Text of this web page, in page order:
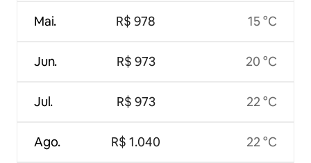
Mai.
Jun.
Jul.
Ago.
R$ 978
R$ 973
R$ 973
R$ 1.040
15 °C
20 °C
22 °C
22 °C